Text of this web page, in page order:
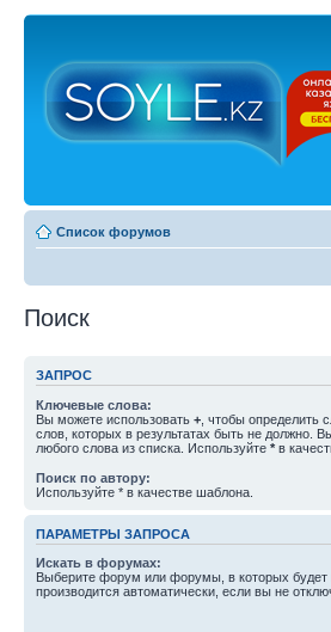
Список форумов
Поиск
ЗАПРОС
Ключевые слова:
Вы можете использовать + , чтобы определить
слов, которых в результатах быть не должно.
любого слова из списка. Используйте * в
Поиск по автору:
Используйте * в качестве шаблона.
ПАРАМЕТРЫ ЗАПРОСА
Искать в форумах:
Выберите форум или форумы, в которых будет
производится автоматически, если вы не